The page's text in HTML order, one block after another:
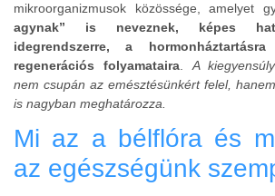
mikroorganizmusok közössége, amelyet
agynak” is neveznek, képes
idegrendszerre, a
regenerációs folyamataira. A
nem csupán az emésztésünkért felel,
is nagyban meghatározza.
Mi az a bélflóra és
az egészségünk